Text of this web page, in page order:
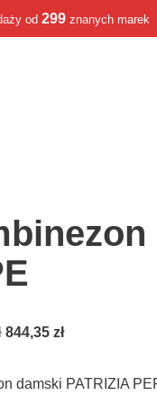
od 299 znanych marek
844,35 zł
damski PATRIZIA